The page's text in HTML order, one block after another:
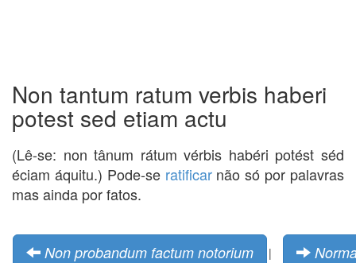
Non tantum ratum verbis haberi
potest sed etiam actu
(Lê-se: non tânum rátum vérbis habéri potést séd
éciam áquitu.) Pode-se ratificarnão só por palavras
mas ainda por fatos.
Non probandum factum notorium |